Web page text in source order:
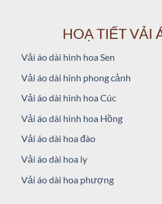
HOẠ TIẾT VẢI
Vải áo dài hình hoa Sen
Vải áo dài hình phong cảnh
Vải áo dài hình hoa Cúc
Vải áo dài hình hoa Hồng
Vải áo dài hoa đào
Vải áo dài hoa ly
Vải áo dài hoa phượng